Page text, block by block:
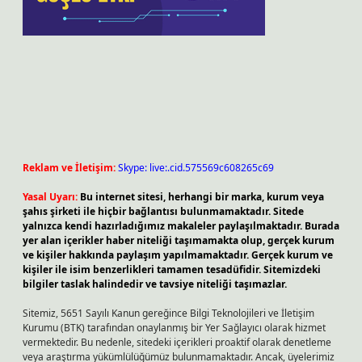
Reklam ve İletişim:Skype: live:.cid.575569c608265c69
Yasal Uyarı: Bu internet sitesi, herhangi bir marka, kurum veya
şahıs şirketi ile hiçbir bağlantısı bulunmamaktadır. Sitede
yalnızca kendi hazırladığımız makaleler paylaşılmaktadır. Burada
yer alan içerikler haber niteliği taşımamakta olup, gerçek kurum
ve kişiler hakkında paylaşım yapılmamaktadır. Gerçek kurum ve
kişiler ile isim benzerlikleri tamamen tesadüfidir. Sitemizdeki
bilgiler taslak halindedir ve tavsiye niteliği taşımazlar.
Sitemiz, 5651 Sayılı Kanun gereğince Bilgi Teknolojileri ve İletişim
Kurumu (BTK) tarafından onaylanmış bir Yer Sağlayıcı olarak hizmet
vermektedir. Bu nedenle, sitedeki içerikleri proaktif olarak denetleme
veya araştırma yükümlülüğümüz bulunmamaktadır. Ancak, üyelerimiz